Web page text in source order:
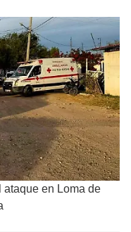
ataque en Loma de